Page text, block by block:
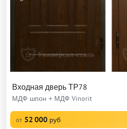
Входная дверь ТР78
МДФ шпон + МДФ Vinorit
от 52 000 руб